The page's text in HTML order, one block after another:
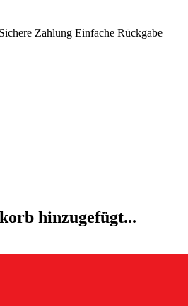
Sichere Zahlung Einfache Rückgabe
hinzugefügt...